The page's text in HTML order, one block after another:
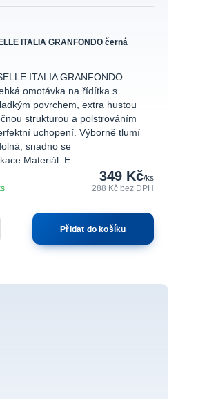
ITALIA GRANFONDO černá
ITALIA GRANFONDO
omotávka na řídítka s
povrchem, extra hustou
strukturou a polstrováním
uchopení. Výborně tlumí
snadno se
E...
349 Kč/ks
288 Kč bez DPH
Přidat do košíku